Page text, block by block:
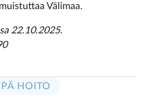
Välimaa.
22.10.2025.
HOITO